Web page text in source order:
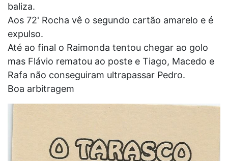
baliza.
Aos 72' Rocha vê o segundo cartão amarelo e é
expulso.
Até ao final o Raimonda tentou chegar ao golo
mas Flávio rematou ao poste e Tiago, Macedo e
Rafa não conseguiram ultrapassar Pedro.
Boa arbitragem